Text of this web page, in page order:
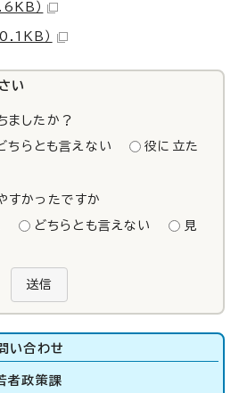
）
）
い
ましたか？
ちらとも言えない
役に立た
すかったですか
どちらとも言えない
見
送信
い合わせ
者政策課